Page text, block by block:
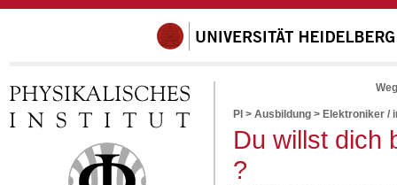
PI > Ausbildung > Elektroniker /
Du willst dich
?